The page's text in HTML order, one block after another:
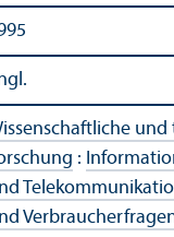
und
: